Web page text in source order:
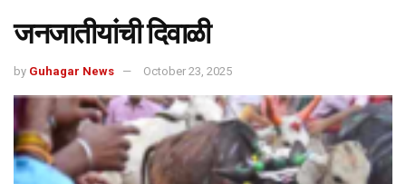
जनजातीयांची दिवाळी
by Guhagar News October 23, 2025